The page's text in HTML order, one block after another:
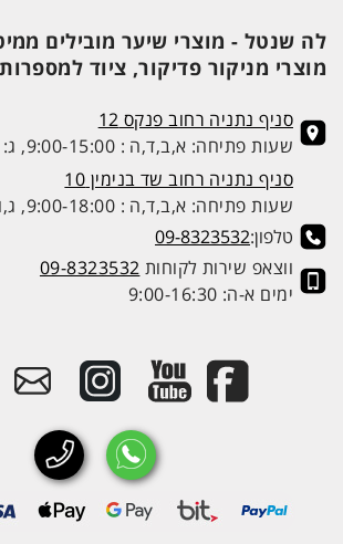
לה שנטל - מוצרי שיער מובילים
מוצרי מניקור פדיקור, ציוד למספרות
סניף נתניה רחוב פנקס 12
שעות פתיחה: א,ב,ד,ה : 9:00-15:00, ג: 9:00-13:00
סניף נתניה רחוב שד בנימין 10
שעות פתיחה: א,ב,ד,ה : 9:00-18:00, ג,ו: 9:00-13:00
טלפון:09-8323532
ווצאפ שירות לקוחות 09-8323532
ימים א-ה: 9:00-16:30